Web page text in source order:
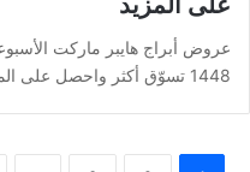
1448 تسوّق أكثر واحصل على المزيد. لا داعي للمقارنة…